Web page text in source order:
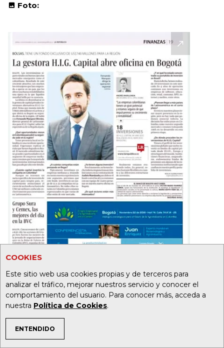
COOKIES
Este sitio web usa cookies propias y de terceros para
analizar el tráfico, mejorar nuestros servicio y conocer el
comportamiento del usuario. Para conocer más, acceda a
nuestra Política de Cookies.
ENTENDIDO
TEMAS DE INTERÉS
Foto:
19 32